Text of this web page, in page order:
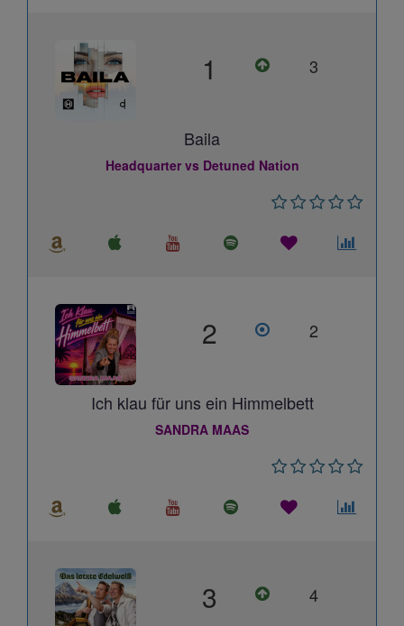
1 3
Baila
Headquarter vs Detuned Nation
2 2
Ich klau für uns ein Himmelbett
SANDRA MAAS
3 4